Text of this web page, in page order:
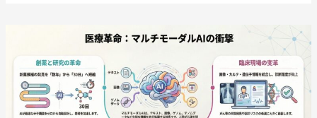
薬
を
加